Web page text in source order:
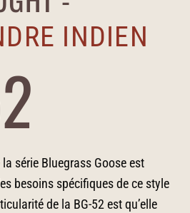
INDIEN
série Bluegrass Goose est
besoins spécifiques de ce style
de la BG-52 est qu’elle